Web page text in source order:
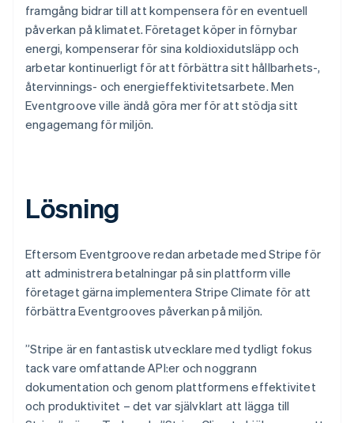
framgång bidrar till att kompensera för en eventuell
påverkan på klimatet. Företaget köper in förnybar
energi, kompenserar för sina koldioxidutsläpp och
arbetar kontinuerligt för att förbättra sitt hållbarhets-,
återvinnings- och energieffektivitetsarbete. Men
Eventgroove ville ändå göra mer för att stödja sitt
engagemang för miljön.
Lösning
Eftersom Eventgroove redan arbetade med Stripe för
att administrera betalningar på sin plattform ville
företaget gärna implementera Stripe Climate för att
förbättra Eventgrooves påverkan på miljön.
”Stripe är en fantastisk utvecklare med tydligt fokus
tack vare omfattande API:er och noggrann
dokumentation och genom plattformens effektivitet
och produktivitet – det var självklart att lägga till